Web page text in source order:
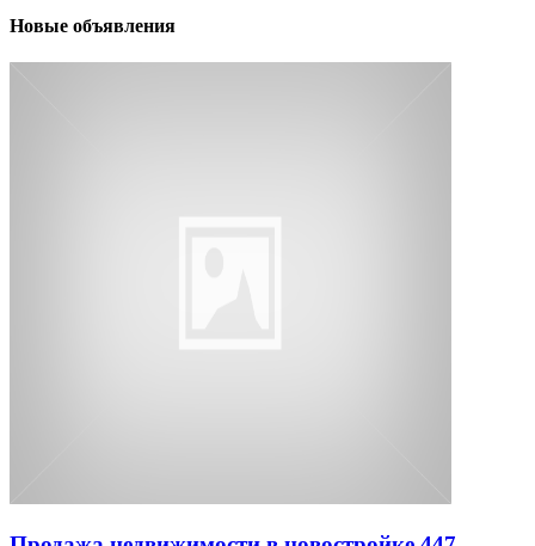
Новые объявления